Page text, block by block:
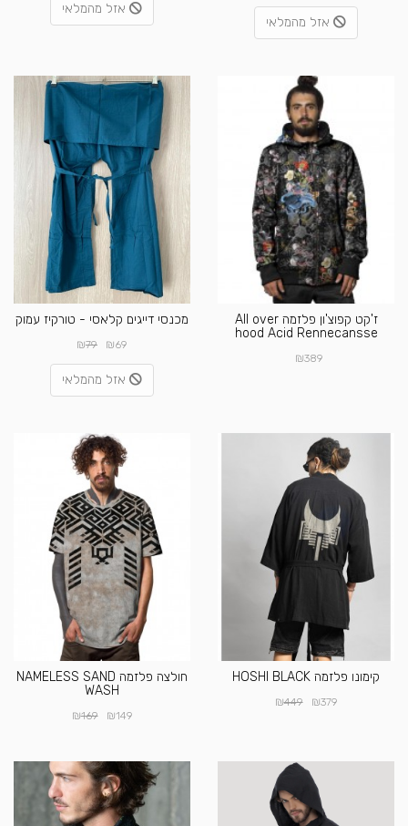
אזל מהמלאי
אזל מהמלאי
ז'קט קפוצ'ון פלזמה All over
hood Acid Rennecansse
₪389
מכנסי דייגים קלאסי - טורקיז עמוק
₪69
₪79
אזל מהמלאי
קימונו פלזמה HOSHI BLACK
₪379
₪449
חולצה פלזמה NAMELESS SAND
WASH
₪149
₪169